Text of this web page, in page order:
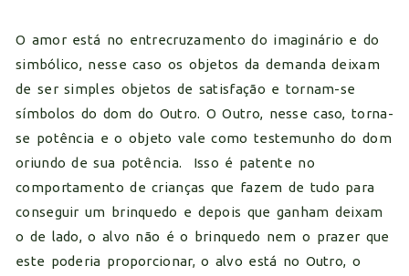
O amor está no entrecruzamento do imaginário e do
simbólico, nesse caso os objetos da demanda deixam
de ser simples objetos de satisfação e tornam-se
símbolos do dom do Outro. O Outro, nesse caso, torna-
se potência e o objeto vale como testemunho do dom
oriundo de sua potência. Isso é patente no
comportamento de crianças que fazem de tudo para
conseguir um brinquedo e depois que ganham deixam
o de lado, o alvo não é o brinquedo nem o prazer que
este poderia proporcionar, o alvo está no Outro, o